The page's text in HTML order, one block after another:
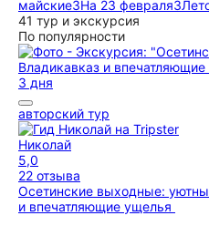
майские3На 23 февраля3
41 тур и экскурсия
По популярности
3 дня
авторский тур
Николай
5,0
22 отзыва
Осетинские выходные:
и впечатляющие ущелья